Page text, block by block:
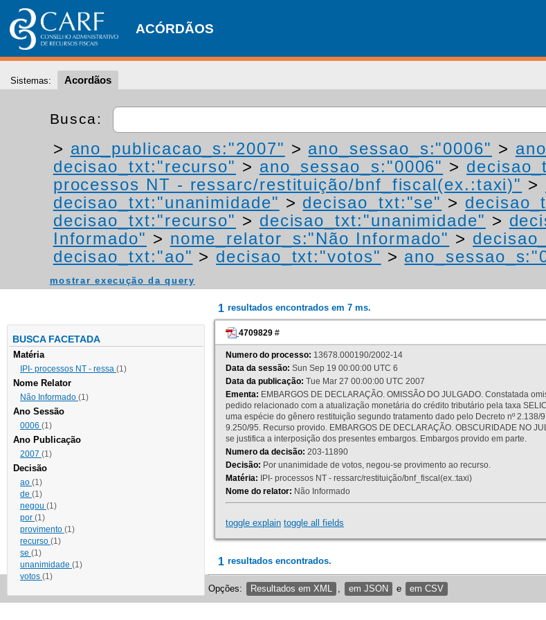
ACÓRDÃOS
Sistemas: Acordãos
Busca:
> ano_publicacao_s:"2007" > ano_sessao_s:"0006" >
decisao_txt:"recurso" > ano_sessao_s:"0006" >
processos NT - ressarc/restituição/bnf_fiscal(ex.:taxi)" >
decisao_txt:"unanimidade" > decisao_txt:"se" >
decisao_txt:"recurso" > decisao_txt:"unanimidade" >
Informado" > nome_relator_s:"Não Informado" >
decisao_txt:"ao" > decisao_txt:"votos" >
mostrar execução da query
BUSCA FACETADA
Matéria
IPI- processos NT - ressa (1)
Nome Relator
Não Informado (1)
Ano Sessão
0006 (1)
Ano Publicação
2007 (1)
Decisão
ao (1)
de (1)
negou (1)
por (1)
provimento (1)
recurso (1)
se (1)
unanimidade (1)
votos (1)
1 resultados encontrados em 7 ms.
4709829 #
Numero do processo: 13678.000190/2002-14
Data da sessão: Sun Sep 19 00:00:00 UTC 6
Data da publicação: Tue Mar 27 00:00:00 UTC 2007
Ementa: EMBARGOS DE DECLARAÇÃO. OMISSÃO DO JULGADO. Constatada
pedido relacionado com a atualização monetária do crédito tributário pela taxa
uma espécie do gênero restituição segundo tratamento dado pelo Decreto nº
9.250/95. Recurso provido. EMBARGOS DE DECLARAÇÃO. OBSCURIDADE NO
se justifica a interposição dos presentes embargos. Embargos provido em parte.
Numero da decisão: 203-11890
Decisão: Por unanimidade de votos, negou-se provimento ao recurso.
Matéria: IPI- processos NT - ressarc/restituição/bnf_fiscal(ex.:taxi)
Nome do relator: Não Informado
toggle explain toggle all fields
1 resultados encontrados.
Opções: Resultados em XML em JSON e em CSV